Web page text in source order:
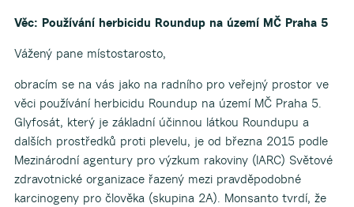
Věc: Používání herbicidu Roundup na území MČ Praha 5
Vážený pane místostarosto,
obracím se na vás jako na radního pro veřejný prostor ve
věci používání herbicidu Roundup na území MČ Praha 5.
Glyfosát, který je základní účinnou látkou Roundupu a
dalších prostředků proti plevelu, je od března 2015 podle
Mezinárodní agentury pro výzkum rakoviny (IARC) Světové
zdravotnické organizace řazený mezi pravděpodobné
karcinogeny pro člověka (skupina 2A). Monsanto tvrdí, že